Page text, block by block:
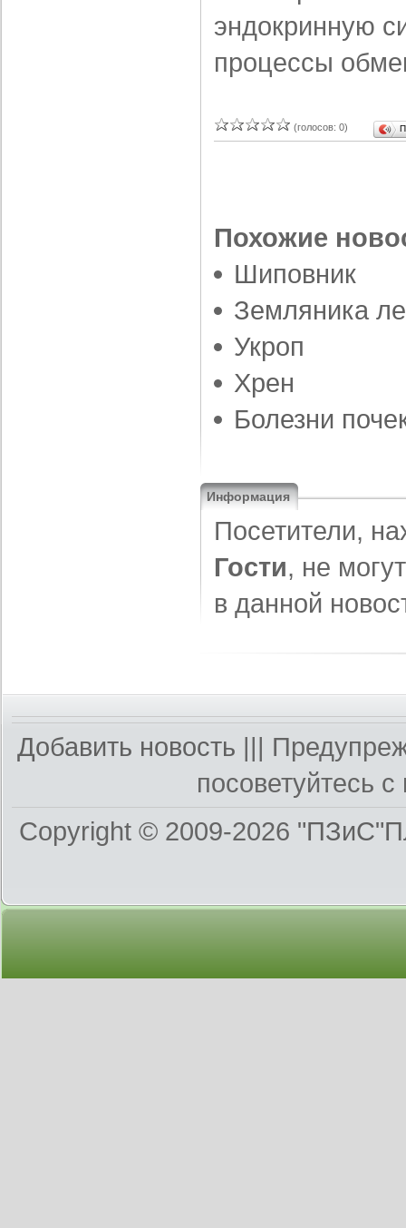
эндокринную
про­цессы
(голосов: 0)
Похожие
Шиповник
Земляника
Укроп
Xрен
Болезни
Информация
Посетители,
Гости, не
в данной
Добавить новость |||
посоветуйтесь
Copyright © 2009-2026